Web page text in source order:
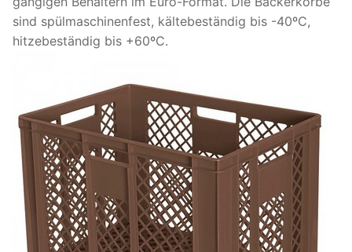
sind spülmaschinenfest, kältebeständig bis -40ºC,
hitzebeständig bis +60ºC.